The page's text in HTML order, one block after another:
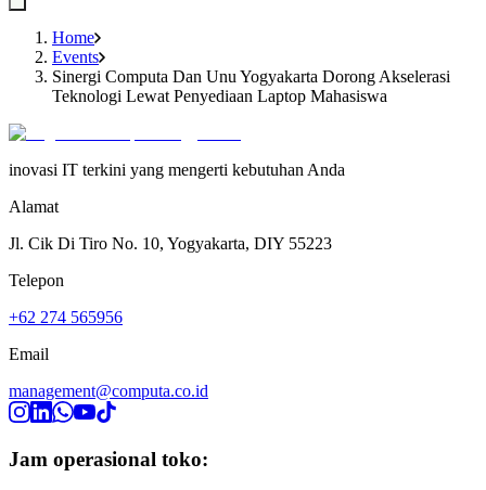
Home
Events
Sinergi Computa Dan Unu Yogyakarta Dorong Akselerasi
Teknologi Lewat Penyediaan Laptop Mahasiswa
inovasi IT terkini yang mengerti kebutuhan Anda
Alamat
Jl. Cik Di Tiro No. 10, Yogyakarta, DIY 55223
Telepon
+62 274 565956
Email
management@computa.co.id
Jam operasional toko: